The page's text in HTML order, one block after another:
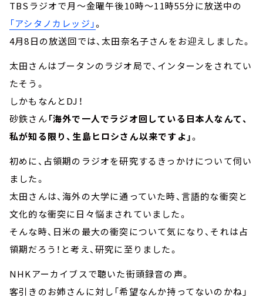
TBSラジオで月～金曜午後10時～11時55分に放送中の
「アシタノカレッジ」。
4月8日の放送回では、太田奈名子さんをお迎えしました。
太田さんはブータンのラジオ局で、インターンをされてい
たそう。
しかもなんとDJ！
砂鉄さん「海外で一人でラジオ回している日本人なんて、
私が知る限り、生島ヒロシさん以来ですよ」。
初めに、占領期のラジオを研究するきっかけについて伺い
ました。
太田さんは、海外の大学に通っていた時、言語的な衝突と
文化的な衝突に日々悩まされていました。
そんな時、日米の最大の衝突について気になり、それは占
領期だろう！と考え、研究に至りました。
NHKアーカイブスで聴いた街頭録音の声。
客引きのお姉さんに対し「希望なんか持ってないのかね」